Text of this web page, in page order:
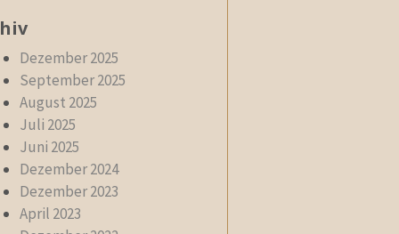
Dezember 2025
September 2025
August 2025
Juli 2025
Juni 2025
Dezember 2024
Dezember 2023
April 2023